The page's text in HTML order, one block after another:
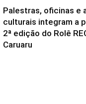
Palestras, oficinas e
culturais integram a
2ª edição do Rolê
Caruaru